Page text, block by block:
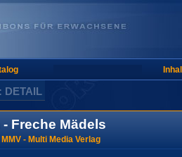
DETAIL
Freche Mädels
MMV - Multi Media Verlag